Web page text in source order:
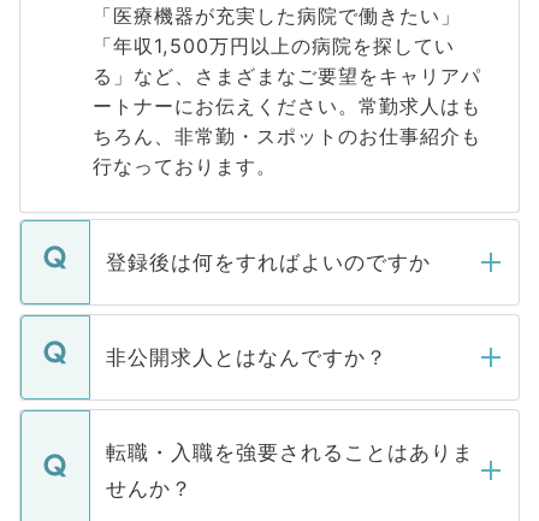
「医療機器が充実した病院で働きたい」
「年収1,500万円以上の病院を探してい
る」など、さまざまなご要望をキャリアパ
ートナーにお伝えください。常勤求人はも
ちろん、非常勤・スポットのお仕事紹介も
行なっております。
登録後は何をすればよいのですか
ご登録いただきましたら、弊社担当者がご
登録内容を確認し、その後メールもしくは
ます。通常、5営業日以内にはご連絡をせて
いただきますので、しばらくお待ちくださ
非公開求人とはなんですか？
マイナビDOCTORで取り扱っている求人の
うち約3割は、Webサイトからご覧いただ
けない「非公開求人」です。非公開求人は
下記の理由によって、一般には公開してい
転職・入職を強要されることはありま
せんか？